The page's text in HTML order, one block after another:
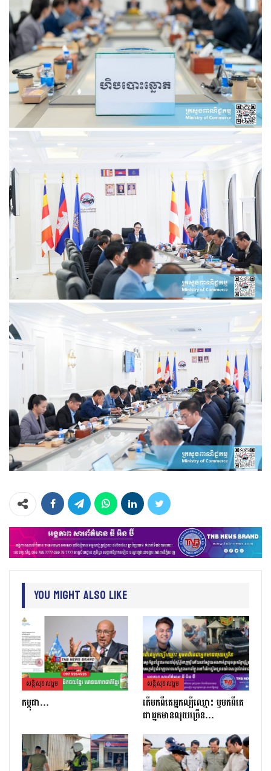
You Might Also Like
សន្តិសុខសង្គម
កម្ពុជា…
សន្តិសុខសង្គម
តេីមកពីគេអ្នកល្បីឈ្មោះ​ ឫមកពីគេ
ជាអ្នកមានលុយច្រេីន​…